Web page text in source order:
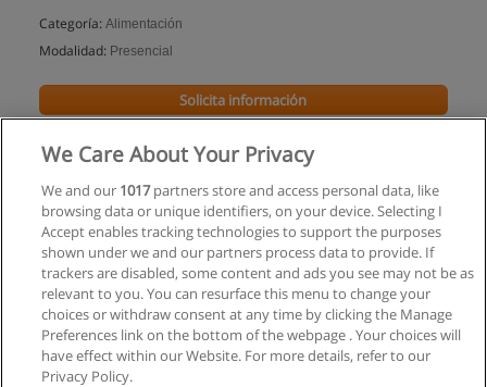
Categoría: Alimentación
Modalidad: Presencial
Solicita información
We Care About Your Privacy
We and our 1017partners store and access personal data, like
browsing data or unique identifiers, on your device. Selecting I
Accept enables tracking technologies to support the purposes
shown under we and our partners process data to provide. If
trackers are disabled, some content and ads you see may not be as
relevant to you. You can resurface this menu to change your
choices or withdraw consent at any time by clicking the Manage
Preferences link on the bottom of the webpage . Your choices will
have effect within our Website. For more details, refer to our
Privacy Policy.